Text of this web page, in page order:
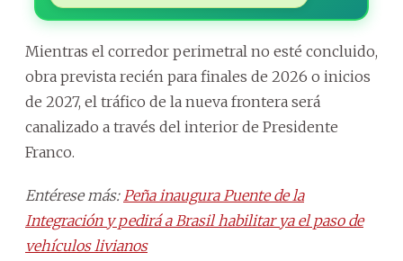
Mientras el corredor perimetral no esté concluido,
obra prevista recién para finales de 2026 o inicios
de 2027, el tráfico de la nueva frontera será
canalizado a través del interior de Presidente
Franco.
Entérese más: Peña inaugura Puente de la
Integración y pedirá a Brasil habilitar ya el paso de
vehículos livianos